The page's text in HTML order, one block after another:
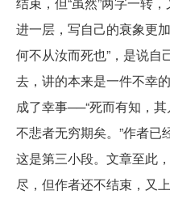
进一层，写自己的衰象更
何不从汝而死也”，是说
去，讲的本来是一件不幸
成了幸事──“死而有知，
不悲者无穷期矣。”作者已
这是第三小段。文章至此
尽，但作者还不结束，又